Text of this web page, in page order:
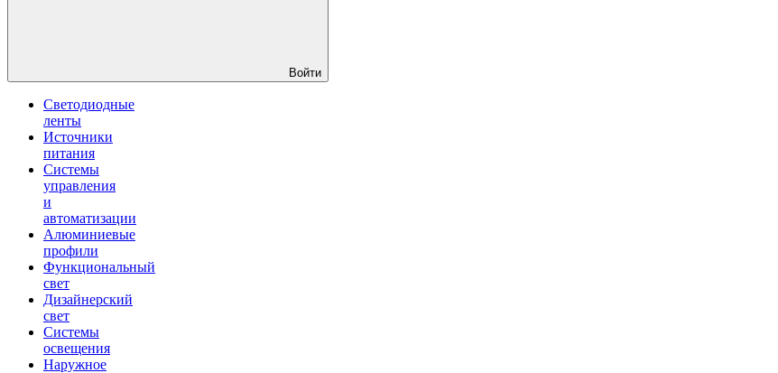
Войти
Светодиодные
ленты
Источники
питания
Системы
управления
и
автоматизации
Алюминиевые
профили
Функциональный
свет
Дизайнерский
свет
Системы
освещения
Наружное